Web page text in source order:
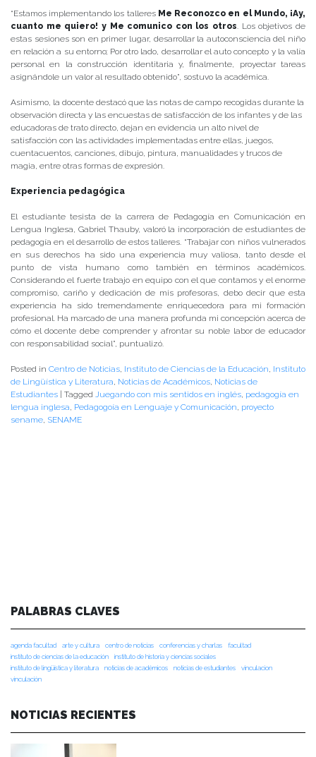
“Estamos implementando los talleres Me Reconozco en el Mundo, ¡Ay,
cuanto me quiero! y Me comunico con los otros. Los objetivos de
estas sesiones son en primer lugar, desarrollar la autoconsciencia del niño
en relación a su entorno; Por otro lado, desarrollar el auto concepto y la valía
personal en la construcción identitaria y, finalmente, proyectar tareas
asignándole un valor al resultado obtenido”, sostuvo la académica.
Asimismo, la docente destacó que las notas de campo recogidas durante la
observación directa y las encuestas de satisfacción de los infantes y de las
educadoras de trato directo, dejan en evidencia un alto nivel de
satisfacción con las actividades implementadas entre ellas, juegos,
cuentacuentos, canciones, dibujo, pintura, manualidades y trucos de
magia, entre otras formas de expresión.
Experiencia pedagógica
El estudiante tesista de la carrera de Pedagogía en Comunicación en
Lengua Inglesa, Gabriel Thauby, valoró la incorporación de estudiantes de
pedagogía en el desarrollo de estos talleres. “Trabajar con niños vulnerados
en sus derechos ha sido una experiencia muy valiosa, tanto desde el
punto de vista humano como también en términos académicos.
Considerando el fuerte trabajo en equipo con el que contamos y el enorme
compromiso, cariño y dedicación de mis profesoras, debo decir que esta
experiencia ha sido tremendamente enriquecedora para mi formación
profesional. Ha marcado de una manera profunda mi concepción acerca de
cómo el docente debe comprender y afrontar su noble labor de educador
con responsabilidad social”, puntualizó.
Posted in Centro de Noticias, Instituto de Ciencias de la Educación, Instituto
de Lingüística y Literatura, Noticias de Académicos, Noticias de
Estudiantes
Tagged Juegando con mis sentidos en inglés, pedagogía en
lengua inglesa, Pedagogoía en Lenguaje y Comunicación, proyecto
sename, SENAME
PALABRAS CLAVES
agenda facultad arte y cultura centro de noticias conferencias y charlas
facultad
instituto de ciencias de la educación
instituto de historia y ciencias sociales
instituto de lingüística y literatura
noticias de académicos noticias de estudiantes
vinculacion
vinculación
NOTICIAS RECIENTES